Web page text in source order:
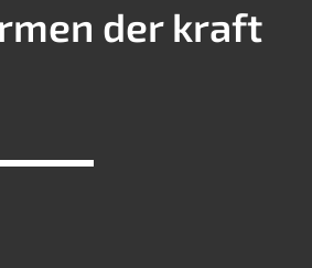
der kraft